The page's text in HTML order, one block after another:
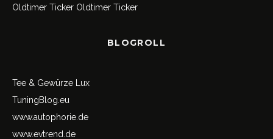
Oldtimer Ticker Oldtimer Ticker
BLOGROLL
Tee & Gewürze Lux
TuningBlog.eu
www.autophorie.de
www.evtrend.de